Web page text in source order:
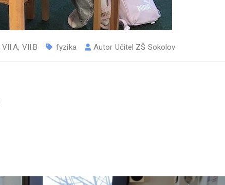
VII.A, VII.B fyzika Autor Učitel ZŠ Sokolov